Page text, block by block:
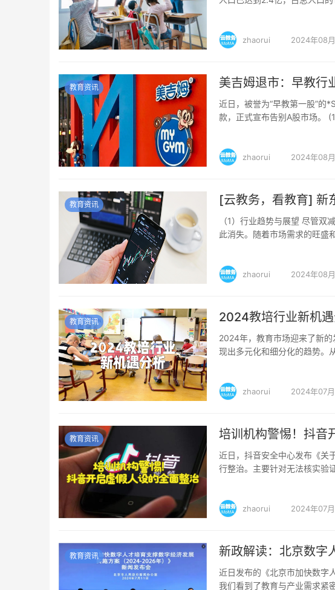
zhaorui 2024年08
教育资讯 美吉姆退市：早教行
近日，被誉为“早教第一股”的
款，正式宣布告别A股市场。
zhaorui 2024年08
教育资讯 [云教务，看教育] 新
（1）行业趋势与展望 尽管双
此消失。随着市场需求的旺盛
zhaorui 2024年08
教育资讯 2024教培行业新机
2024年，教育市场迎来了新
现出多元化和细分化的趋势。
zhaorui 2024年07
教育资讯 培训机构警惕！抖音
近日，抖音安全中心发布《关
行整治。主要针对无法核实验
zhaorui 2024年07
教育资讯 新政解读：北京数字
近日发布的《北京市加快数字
我们看到了教育与产业需求紧